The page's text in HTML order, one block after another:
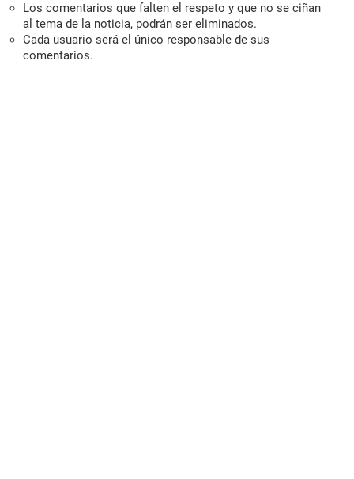
Los comentarios que falten el respeto y que no se ciñan
al tema de la noticia, podrán ser eliminados.
Cada usuario será el único responsable de sus
comentarios.